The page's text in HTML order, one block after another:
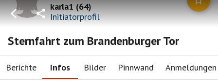
karla1(64)
Initiatorprofil
Sternfahrt zum Brandenburger Tor
Berichte Infos Bilder Pinnwand Anmeldungen